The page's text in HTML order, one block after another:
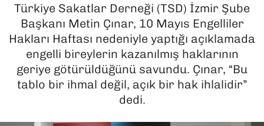
Türkiye Sakatlar Derneği (TSD) İzmir Şube
Başkanı Metin Çınar, 10 Mayıs Engelliler
Hakları Haftası nedeniyle yaptığı açıklamada
engelli bireylerin kazanılmış haklarının
geriye götürüldüğünü savundu. Çınar, “Bu
tablo bir ihmal değil, açık bir hak ihlalidir”
dedi.
POLİTİKA
SAĞLIK
SPOR